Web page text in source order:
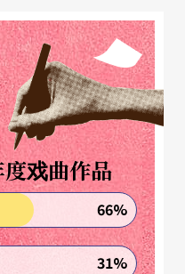
戏曲作品
66%
31%